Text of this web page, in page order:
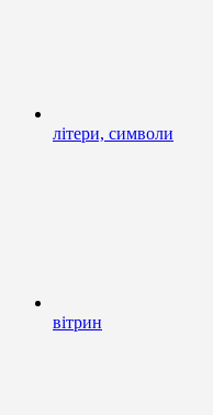
літери, символи
вітрин